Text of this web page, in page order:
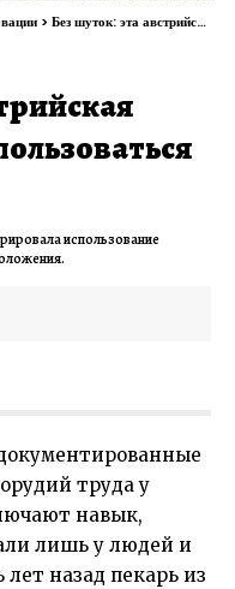
>Без шуток: эта австрийская корова научилась пользоваться инструментами
использование
труда у
навык,
лишь у людей и
назад пекарь из